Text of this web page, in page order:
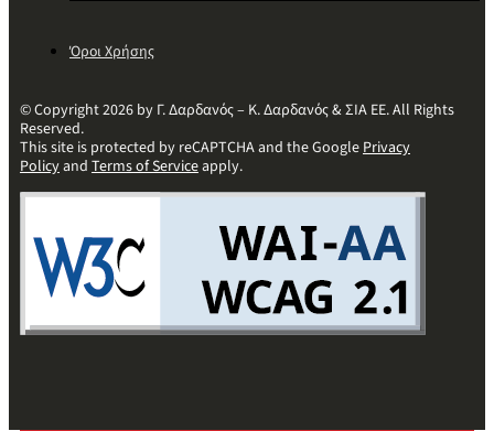
Όροι Χρήσης
© Copyright 2026 by Γ. Δαρδανός – Κ. Δαρδανός & ΣΙΑ ΕΕ. All Rights
Reserved.
This site is protected by reCAPTCHA and the GooglePrivacy
Policyand Terms of Serviceapply.